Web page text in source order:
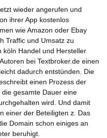
wieder angerufen und
ihrer App kostenlos
wie Amazon oder Ebay
Traffic und Umsatz zu
köln Handel und Hersteller
bei Textbroker.de einen
dadurch entstünden. Die
einen Prozess der
gesamte Dauer eine
wird. Und damit
einer der Beteiligten z. Das
Domain schon einiges an
beruhigt.